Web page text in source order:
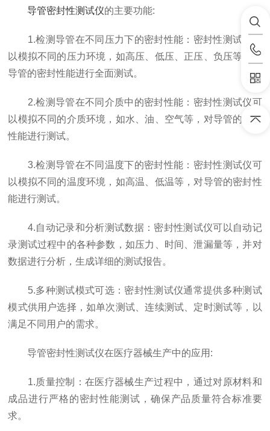
导管密封性测试仪的主要功能:
1.检测导管在不同压力下的密封性能：密封性测试仪可
以模拟不同的压力环境，如高压、低压、正压、负压等，对
导管的密封性能进行全面测试。
2.检测导管在不同介质中的密封性能：密封性测试仪可
以模拟不同的介质环境，如水、油、空气等，对导管的密封
性能进行测试。
3.检测导管在不同温度下的密封性能：密封性测试仪可
以模拟不同的温度环境，如高温、低温等，对导管的密封性
能进行测试。
4.自动记录和分析测试数据：密封性测试仪可以自动记
录测试过程中的各种参数，如压力、时间、泄漏量等，并对
数据进行分析，生成详细的测试报告。
5.多种测试模式可选：密封性测试仪通常提供多种测试
模式供用户选择，如单次测试、连续测试、定时测试等，以
满足不同用户的需求。
导管密封性测试仪在医疗器械生产中的应用:
1.质量控制：在医疗器械生产过程中，通过对原材料和
成品进行严格的密封性能测试，确保产品质量符合标准要
求。